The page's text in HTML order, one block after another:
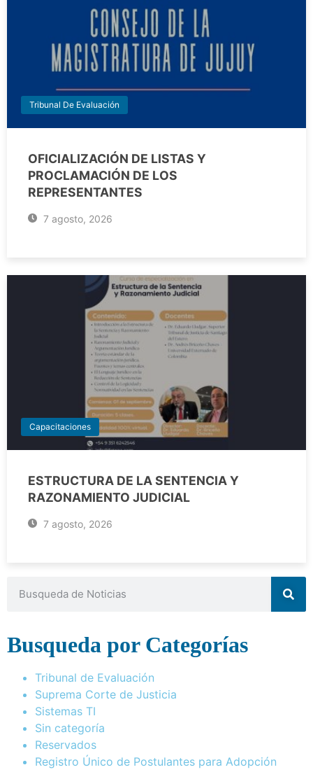
Tribunal De Evaluación
OFICIALIZACIÓN DE LISTAS Y
PROCLAMACIÓN DE LOS
REPRESENTANTES
7 agosto, 2026
Capacitaciones
ESTRUCTURA DE LA SENTENCIA Y
RAZONAMIENTO JUDICIAL
7 agosto, 2026
Busqueda por Categorías
Tribunal de Evaluación
Suprema Corte de Justicia
Sistemas TI
Sin categoría
Reservados
Registro Único de Postulantes para Adopción